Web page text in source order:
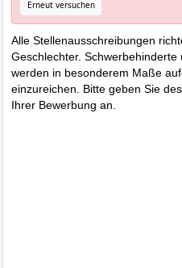
Erneut versuchen
Alle Stellenausschreibungen
Geschlechter.
werden in besonderem Maße
einzureichen. Bitte geben Sie
Ihrer Bewerbung an.